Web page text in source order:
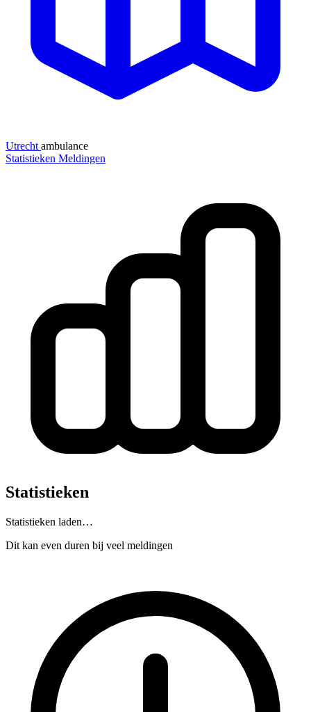
Utrecht ambulance
Statistieken Meldingen
Statistieken
Statistieken laden…
Dit kan even duren bij veel meldingen